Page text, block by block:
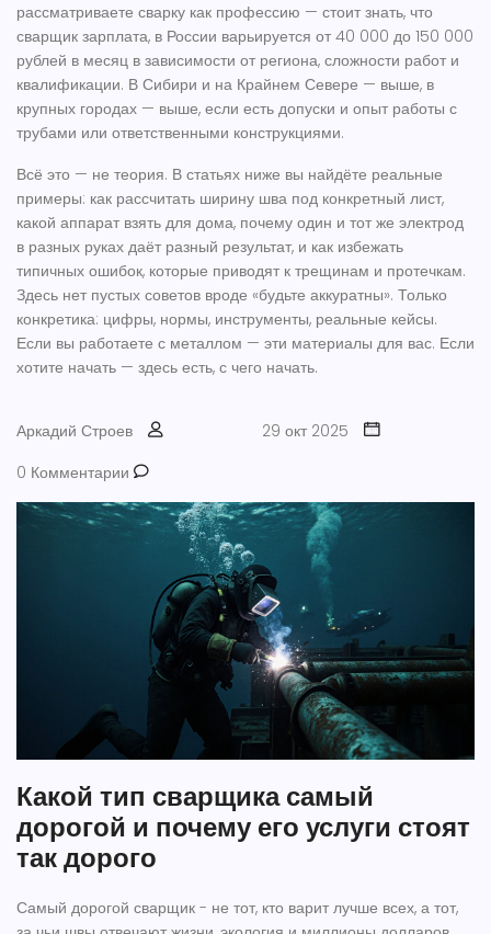
рассматриваете сварку как профессию — стоит знать, что
сварщик зарплата, в России варьируется от 40 000 до 150 000
рублей в месяц в зависимости от региона, сложности работ и
квалификации. В Сибири и на Крайнем Севере — выше, в
крупных городах — выше, если есть допуски и опыт работы с
трубами или ответственными конструкциями.
Всё это — не теория. В статьях ниже вы найдёте реальные
примеры: как рассчитать ширину шва под конкретный лист,
какой аппарат взять для дома, почему один и тот же электрод
в разных руках даёт разный результат, и как избежать
типичных ошибок, которые приводят к трещинам и протечкам.
Здесь нет пустых советов вроде «будьте аккуратны». Только
конкретика: цифры, нормы, инструменты, реальные кейсы.
Если вы работаете с металлом — эти материалы для вас. Если
хотите начать — здесь есть, с чего начать.
Аркадий Строев
29 окт 2025
0 Комментарии
Какой тип сварщика самый
дорогой и почему его услуги стоят
так дорого
Самый дорогой сварщик - не тот, кто варит лучше всех, а тот,